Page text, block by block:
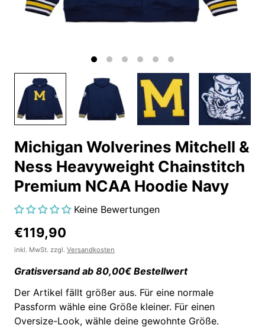
Michigan Wolverines Mitchell &
Ness Heavyweight Chainstitch
Premium NCAA Hoodie Navy
Keine Bewertungen
€119,90
inkl. MwSt. zzgl. Versandkosten
Gratisversand ab 80,00€ Bestellwert
Der Artikel fällt größer aus. Für eine normale
Passform wähle eine Größe kleiner. Für einen
Oversize-Look, wähle deine gewohnte Größe.